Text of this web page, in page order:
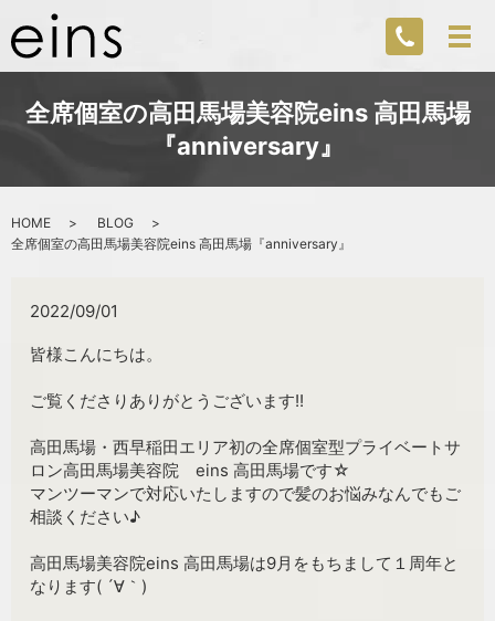
全席個室の高田馬場美容院eins 高田馬場
『anniversary』
HOME
BLOG
全席個室の高田馬場美容院eins 高田馬場『anniversary』
2022/09/01
皆様こんにちは。
ご覧くださりありがとうございます!!
高田馬場・西早稲田エリア初の全席個室型プライベートサ
ロン高田馬場美容院 eins 高田馬場です☆
マンツーマンで対応いたしますので髪のお悩みなんでもご
相談ください♪
高田馬場美容院eins 高田馬場は9月をもちまして１周年と
なります( ´∀｀)